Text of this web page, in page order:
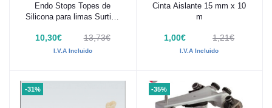
Añadir al carrito
Endo Stops Topes de
Silicona para limas Surtido
10,30€ 13,73€
I.V.A Incluido
Añadir al carrito
Cinta Aislante 15 mm x 10
m
1,00€ 1,21€
I.V.A Incluido
-31% -35%